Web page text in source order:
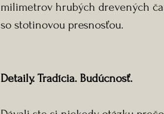
milimetrov hrubých drevených
so stotinovou presnosťou.
Detaily. Tradícia. Budúcnosť.